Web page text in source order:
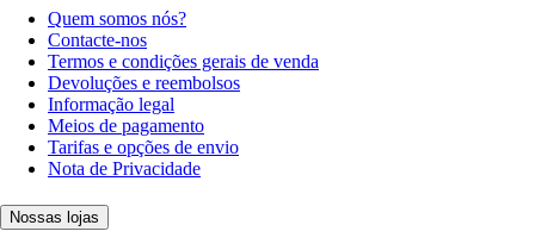
Quem somos nós?
Contacte-nos
Termos e condições gerais de venda
Devoluções e reembolsos
Informação legal
Meios de pagamento
Tarifas e opções de envio
Nota de Privacidade
Nossas lojas